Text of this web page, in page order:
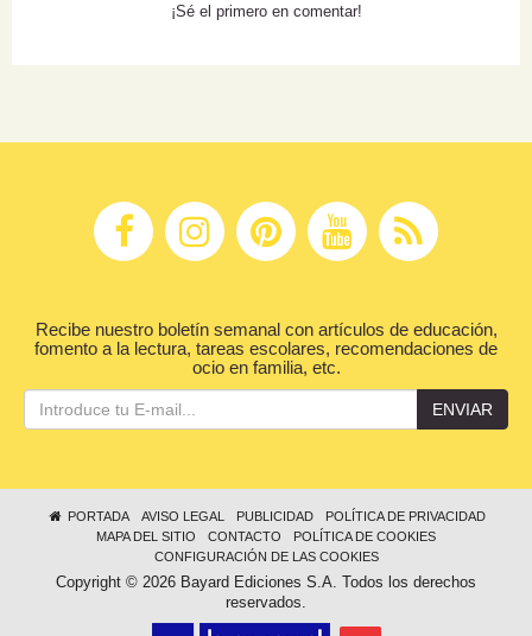
¡Sé el primero en comentar!
Recibe nuestro boletín semanal con artículos de educación,
fomento a la lectura, tareas escolares, recomendaciones de
ocio en familia, etc.
ENVIAR
PORTADA AVISO LEGAL PUBLICIDAD
POLÍTICA DE PRIVACIDAD
MAPA DEL SITIO
CONTACTO
POLÍTICA DE COOKIES
CONFIGURACIÓN DE LAS COOKIES
Copyright © 2026 Bayard Ediciones S.A. Todos los derechos
reservados.